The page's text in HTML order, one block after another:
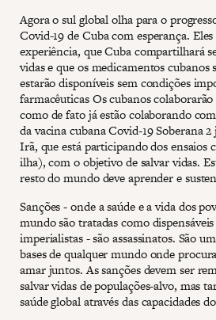
Agora o sul global olha para o
Covid-19 de Cuba com esperança.
experiência, que Cuba compartilhará
vidas e que os medicamentos cubanos
estarão disponíveis sem condições
farmacêuticas Os cubanos
como de fato já estão colaborando
da vacina cubana Covid-19 Soberana
Irã, que está participando dos ensaios
ilha), com o objetivo de salvar vidas.
resto do mundo deve aprender e
Sanções - onde a saúde e a vida dos
mundo são tratadas como dispensáveis
imperialistas - são assassinatos. São
bases de qualquer mundo onde
amar juntos. As sanções devem ser
salvar vidas de populações-alvo, mas
saúde global através das capacidades